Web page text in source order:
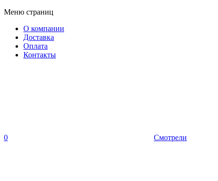
Меню страниц
О компании
Доставка
Оплата
Контакты
0 Смотрели